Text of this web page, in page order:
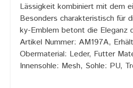
Lässigkeit kombiniert mit dem
Besonders charakteristisch für
ky-Emblem betont die Eleganz
Artikel Nummer: AM197A,
Obermaterial: Leder, Futter
Innensohle: Mesh, Sohle: PU,